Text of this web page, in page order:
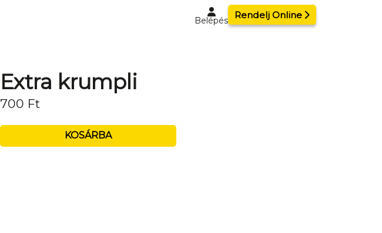
Belépés
Rendelj Online
Extra krumpli
700 Ft
KOSÁRBA